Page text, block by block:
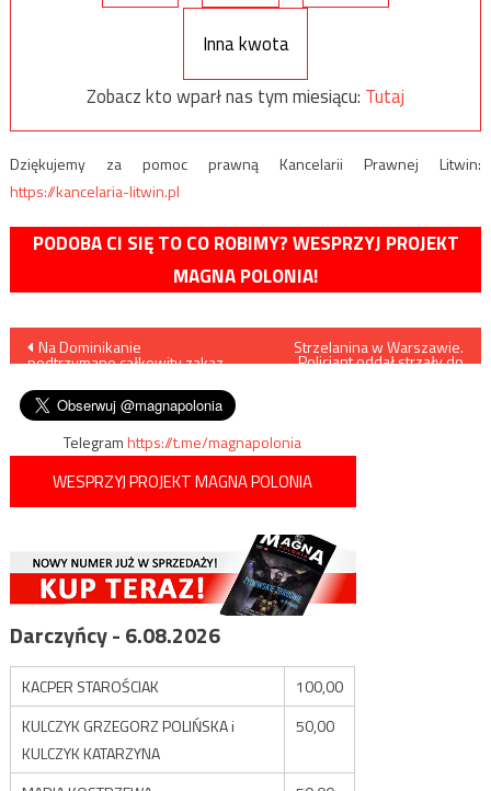
Inna kwota
Zobacz kto wparł nas tym miesiącu: Tutaj
Dziękujemy za pomoc prawną Kancelarii Prawnej Litwin:
https://kancelaria-litwin.pl
PODOBA CI SIĘ TO CO ROBIMY? WESPRZYJ PROJEKT
MAGNA POLONIA!
Nawigacja
wpisu
Na Dominikanie
podtrzymano całkowity zakaz
Strzelanina w Warszawie.
Policjant oddał strzały do
Telegramhttps://t.me/magnapolonia
WESPRZYJ PROJEKT MAGNA POLONIA
Darczyńcy - 6.08.2026
KACPER STAROŚCIAK
100,00
KULCZYK GRZEGORZ POLIŃSKA i
KULCZYK KATARZYNA
50,00